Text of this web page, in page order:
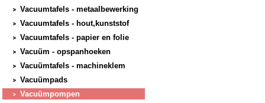
Vacuumtafels - metaalbewerking
Vacuumtafels - hout,kunststof
Vacuumtafels - papier en folie
Vacuüm - opspanhoeken
Vacuümtafels - machineklem
Vacuümpads
Vacuümpompen